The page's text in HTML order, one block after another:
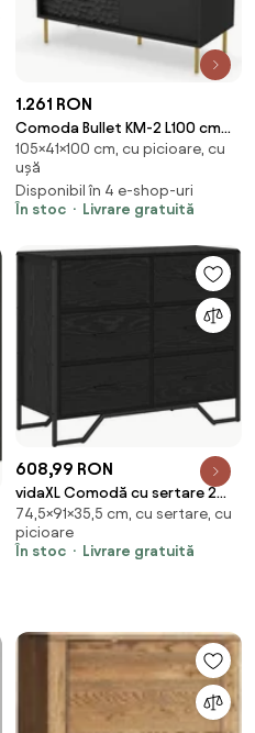
1.261 RON
Comoda Bullet KM-2 L100 cm
negru/auriu
105×41×100 cm, cu picioare, cu
ușă
Disponibil în 4 e-shop-uri
În stoc
Livrare gratuită
608,99 RON
vidaXL Comodă cu sertare 2
pcs Stejar Negru 91 x 35,5 x 74,5
cm
74,5×91×35,5 cm, cu sertare, cu
picioare
În stoc
Livrare gratuită